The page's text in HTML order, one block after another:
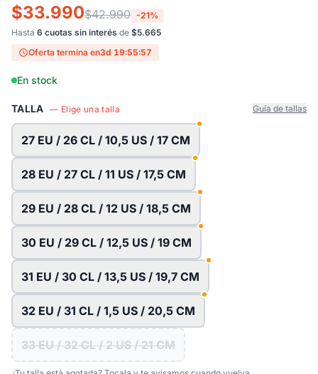
$33.990$42.990 -21%
Hasta 6 cuotas sin interés de $5.665
Oferta termina en3d 19:55:56
En stock
TALLA — Elige una talla Guía de tallas
27 EU / 26 CL / 10,5 US / 17 CM
28 EU / 27 CL / 11 US / 17,5 CM
29 EU / 28 CL / 12 US / 18,5 CM
30 EU / 29 CL / 12,5 US / 19 CM
31 EU / 30 CL / 13,5 US / 19,7 CM
32 EU / 31 CL / 1,5 US / 20,5 CM
33 EU / 32 CL / 2 US / 21 CM